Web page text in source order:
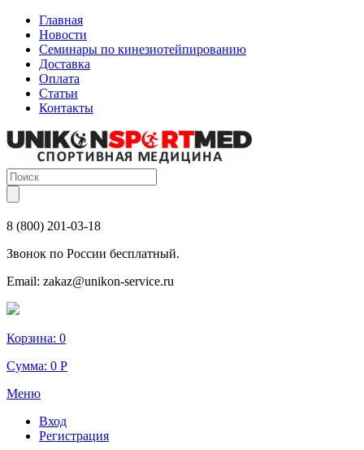
Главная
Новости
Семинары по кинезиотейпированию
Доставка
Оплата
Статьи
Контакты
8 (800) 201-03-18
Звонок по России бесплатный.
Email: zakaz@unikon-service.ru
Корзина: 0
Сумма: 0 Р
Меню
Вход
Регистрация